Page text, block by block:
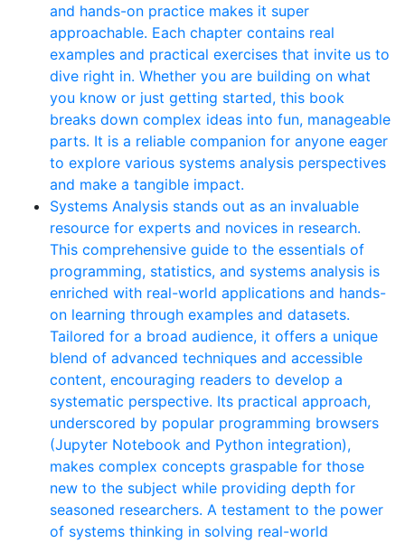
and hands-on practice makes it super
approachable. Each chapter contains real
examples and practical exercises that invite us to
dive right in. Whether you are building on what
you know or just getting started, this book
breaks down complex ideas into fun, manageable
parts. It is a reliable companion for anyone eager
to explore various systems analysis perspectives
and make a tangible impact.
Systems Analysis stands out as an invaluable
resource for experts and novices in research.
This comprehensive guide to the essentials of
programming, statistics, and systems analysis is
enriched with real-world applications and hands-
on learning through examples and datasets.
Tailored for a broad audience, it offers a unique
blend of advanced techniques and accessible
content, encouraging readers to develop a
systematic perspective. Its practical approach,
underscored by popular programming browsers
(Jupyter Notebook and Python integration),
makes complex concepts graspable for those
new to the subject while providing depth for
seasoned researchers. A testament to the power
of systems thinking in solving real-world